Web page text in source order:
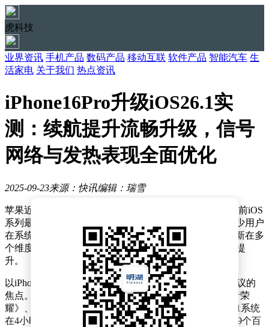
虎科技
业界资讯 手机产品 数码产品 移动互联 软件产品 智能汽车 生
活家电 关于我们 热点资讯
iPhone16Pro升级iOS26.1实
测：续航提升流畅升级，信号
网络与发热表现全面优化
2025-09-23来源：快讯编辑：瑞雪
苹果近期推送了iOS26.1预览版系统更新，这款被视为当前iOS
系列最新版本的软件，自发布以来便受到广泛关注。不少用户
在系统推送后第一时间选择升级体验，反馈显示此次更新在多
个维度上实现了显著优化，较此前iOS18.6.2版本有明显提
升。
以iPhone16Pro机型为例，升级后的续航表现成为用户热议的
焦点。通过模拟日常高负载场景测试，包括1小时《王者荣
耀》、1小时《原神》及2小时4K在线视频播放，iOS26.1系统
在4小时后剩余电量达52%，相较iOS18.6.2的43%提升近9个百